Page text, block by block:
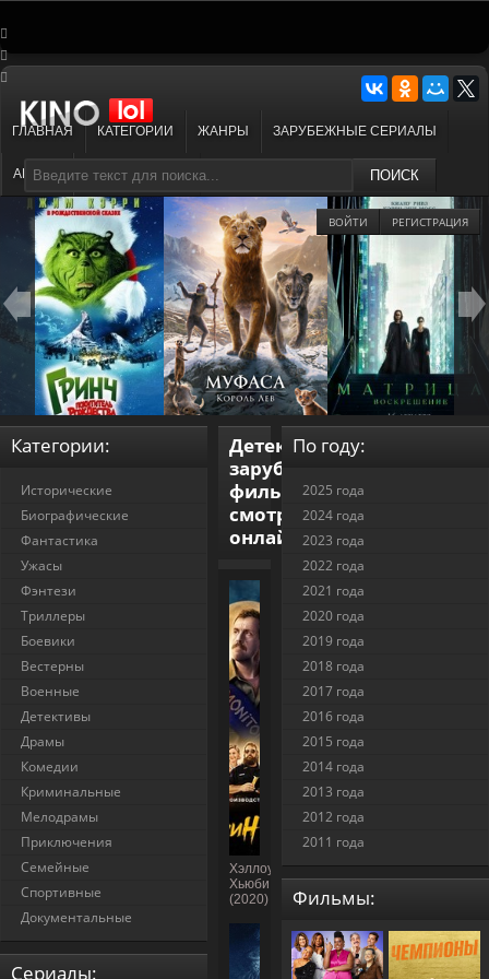
ПОИСК
ВОЙТИ РЕГИСТРАЦИЯ
ГЛАВНАЯ КАТЕГОРИИ ЖАНРЫ ЗАРУБЕЖНЫЕ СЕРИАЛЫ
АНИМЕ МУЛЬТФИЛЬМЫ
Детективы
зарубежные
фильмы
смотреть
онлайн
Хэллоуин
Хьюби
(2020)
Категории:
Исторические
Биографические
Фантастика
Ужасы
Фэнтези
Триллеры
Боевики
Вестерны
Военные
Детективы
Драмы
Комедии
Криминальные
Мелодрамы
Приключения
Семейные
Спортивные
Документальные
Cериалы:
По году:
2025 года
2024 года
2023 года
2022 года
2021 года
2020 года
2019 года
2018 года
2017 года
2016 года
2015 года
2014 года
2013 года
2012 года
2011 года
Фильмы: